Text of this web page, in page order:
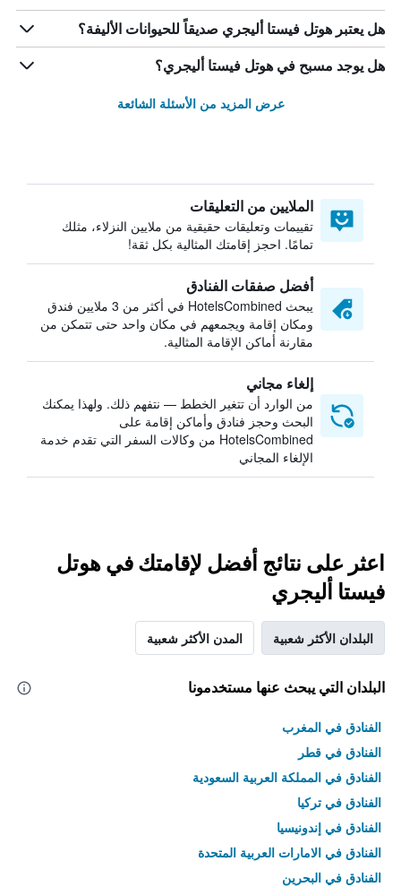
هل يعتبر هوتل فيستا أليجري صديقاً للحيوانات الأليفة؟
هل يوجد مسبح في هوتل فيستا أليجري؟
عرض المزيد من الأسئلة الشائعة
الملايين من التعليقات
تقييمات وتعليقات حقيقية من ملايين النزلاء، مثلك
تمامًا. احجز إقامتك المثالية بكل ثقة!
أفضل صفقات الفنادق
يبحث HotelsCombined في أكثر من 3 ملايين فندق
ومكان إقامة ويجمعهم في مكان واحد حتى تتمكن من
مقارنة أماكن الإقامة المثالية.
إلغاء مجاني
من الوارد أن تتغير الخطط — نتفهم ذلك. ولهذا يمكنك
البحث وحجز فنادق وأماكن إقامة على
HotelsCombined من وكالات السفر التي تقدم خدمة
الإلغاء المجاني
اعثر على نتائج أفضل لإقامتك في هوتل
فيستا أليجري
البلدان الأكثر شعبية المدن الأكثر شعبية
البلدان التي يبحث عنها مستخدمونا
الفنادق في المغرب
الفنادق في قطر
الفنادق في المملكة العربية السعودية
الفنادق في تركيا
الفنادق في إندونيسيا
الفنادق في الامارات العربية المتحدة
الفنادق في البحرين